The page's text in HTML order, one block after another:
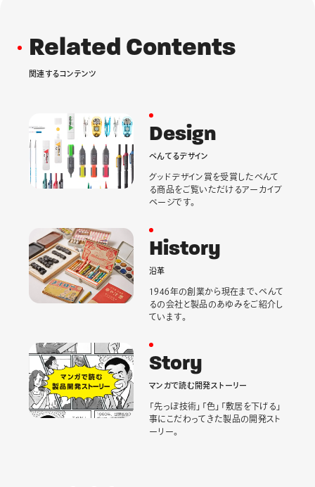
Related Contents
関連するコンテンツ
Design
ぺんて るデザイン
グッドデザイン賞を受賞したぺんて
る商品をご覧いただけるアーカイブ
ページです。
History
沿革
1946年の創業から現在まで、ぺんて
るの会社と製品のあゆみをご紹介し
ています。
Story
マン ガで読む開発ス ト ーリー
「先っぽ技術」「色」「敷居を下げる」
事にこだわってきた製品の開発スト
ーリー。